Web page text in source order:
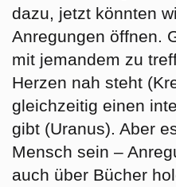
dazu, jetzt könnten
Anregungen öffnen.
mit jemandem zu
Herzen nah steht
gleichzeitig einen
gibt (Uranus). Aber
Mensch sein –
auch über Bücher